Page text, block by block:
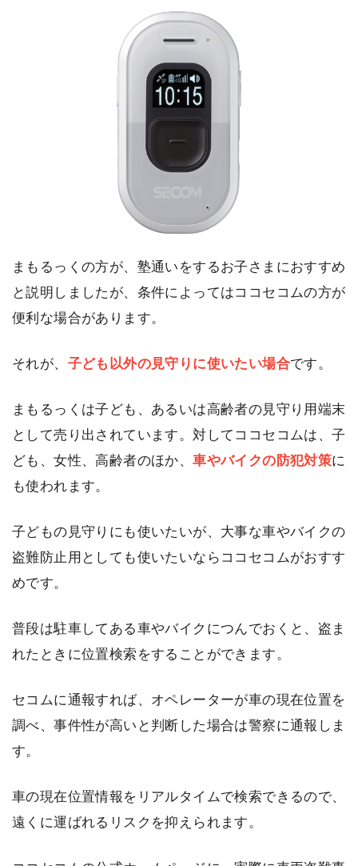
まもるっくの方が、塾通いをするお子さまにおすすめ
と説明しましたが、条件によってはココセコムの方が
便利な場合があります。
それが、 子ども以外の見守りに使いたい場合です。
まもるっくは子ども、あるいは高齢者の見守り用端末
として売り出されています。対してココセコムは、子
ども、女性、高齢者のほか、車やバイクの防犯対策に
も使われます。
子どもの見守りにも使いたいが、大事な車やバイクの
盗難防止用としても使いたいならココセコムがおすす
めです。
普段は駐車してある車やバイクにつんでおくと、盗ま
れたときに位置検索をすることができます。
セコムに通報すれば、オペレーターが車の現在位置を
調べ、事件性が高いと判断した場合は警察に通報しま
す。
車の現在位置情報をリアルタイムで検索できるので、
遠くに運ばれるリスクを抑えられます。